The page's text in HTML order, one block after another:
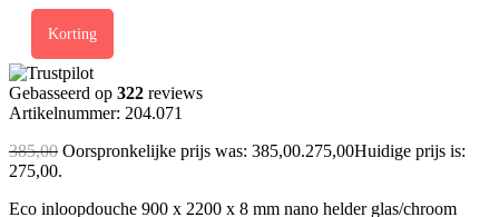
Korting
Gebasseerd op 322 reviews
Artikelnummer: 204.071
385,00 Oorspronkelijke prijs was: 385,00.275,00Huidige prijs is:
275,00.
Eco inloopdouche 900 x 2200 x 8 mm nano helder glas/chroom